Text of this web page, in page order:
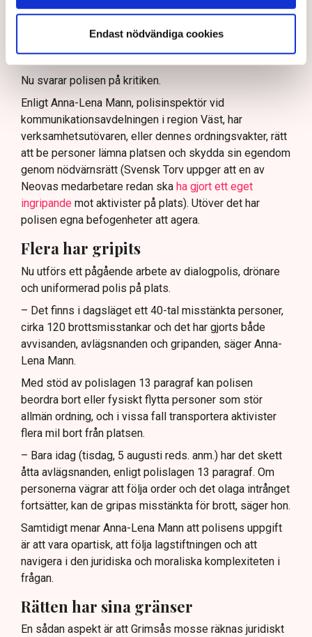
Endast nödvändiga cookies
bör ge utrymme för aktivister att blockera en
ha en tydligare skyldighet att skydda privat egendom
och näringsverksamhet mot den typen av störningar.
Nu svarar polisen på kritiken.
Enligt Anna-Lena Mann, polisinspektör vid
kommunikationsavdelningen i region Väst, har
verksamhetsutövaren, eller dennes ordningsvakter, rätt
att be personer lämna platsen och skydda sin egendom
genom nödvärnsrätt (Svensk Torv uppger att en av
Neovas medarbetare redan ska ha gjort ett eget
ingripande mot aktivister på plats). Utöver det har
polisen egna befogenheter att agera.
Flera har gripits
Nu utförs ett pågående arbete av dialogpolis, drönare
och uniformerad polis på plats.
– Det finns i dagsläget ett 40-tal misstänkta personer,
cirka 120 brottsmisstankar och det har gjorts både
avvisanden, avlägsnanden och gripanden, säger Anna-
Lena Mann.
Med stöd av polislagen 13 paragraf kan polisen
beordra bort eller fysiskt flytta personer som stör
allmän ordning, och i vissa fall transportera aktivister
flera mil bort från platsen.
– Bara idag (tisdag, 5 augusti reds. anm.) har det skett
åtta avlägsnanden, enligt polislagen 13 paragraf. Om
personerna vägrar att följa order och det olaga intrånget
fortsätter, kan de gripas misstänkta för brott, säger hon.
Samtidigt menar Anna-Lena Mann att polisens uppgift
är att vara opartisk, att följa lagstiftningen och att
navigera i den juridiska och moraliska komplexiteten i
frågan.
Rätten har sina gränser
En sådan aspekt är att Grimsås mosse räknas juridiskt